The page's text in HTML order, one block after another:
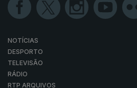
NOTÍCIAS
DESPORTO
TELEVISÃO
RÁDIO
RTP ARQUIVOS